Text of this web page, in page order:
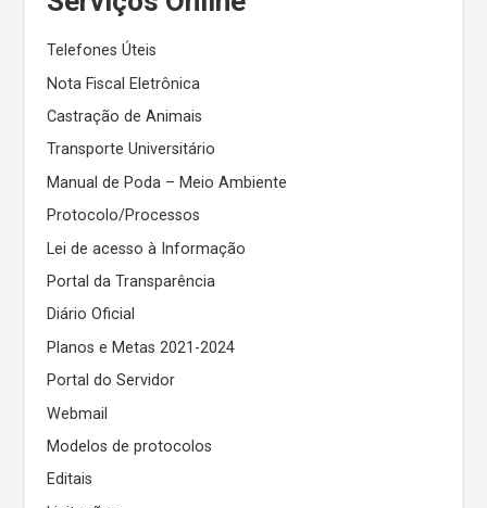
Telefones Úteis
Nota Fiscal Eletrônica
Castração de Animais
Transporte Universitário
Manual de Poda – Meio Ambiente
Protocolo/Processos
Lei de acesso à Informação
Portal da Transparência
Diário Oficial
Planos e Metas 2021-2024
Portal do Servidor
Webmail
Modelos de protocolos
Editais